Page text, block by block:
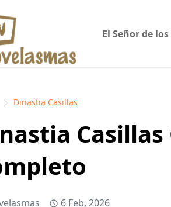
El Señor de
Dinastia Casillas
6 Feb, 2026